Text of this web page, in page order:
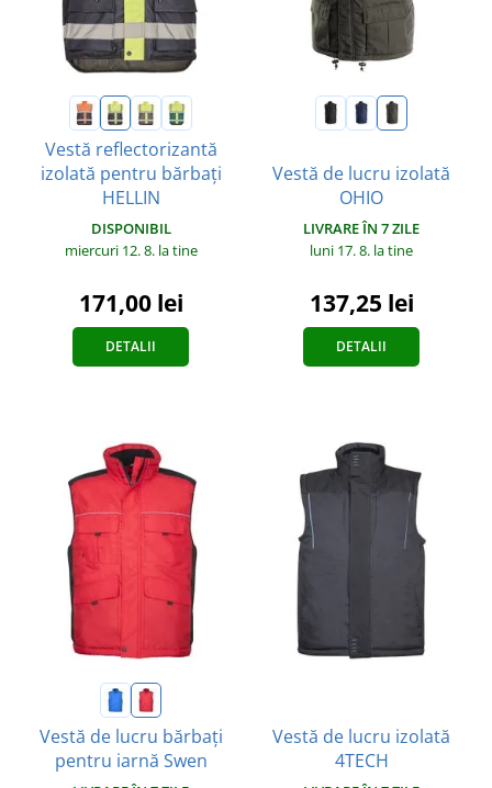
Vestă reflectorizantă
izolată pentru bărbați
HELLIN
DISPONIBIL
miercuri 12. 8. la tine
171,00 lei
DETALII
Vestă de lucru izolată
OHIO
LIVRARE ÎN 7 ZILE
luni 17. 8. la tine
137,25 lei
DETALII
Vestă de lucru bărbați
pentru iarnă Swen
Vestă de lucru izolată
4TECH